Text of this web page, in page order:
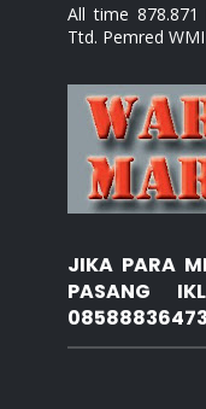
All time
Ttd. Pemred
JIKA PARA
PASANG